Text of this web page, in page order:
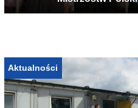
Mistrzostw Polski
Aktualności